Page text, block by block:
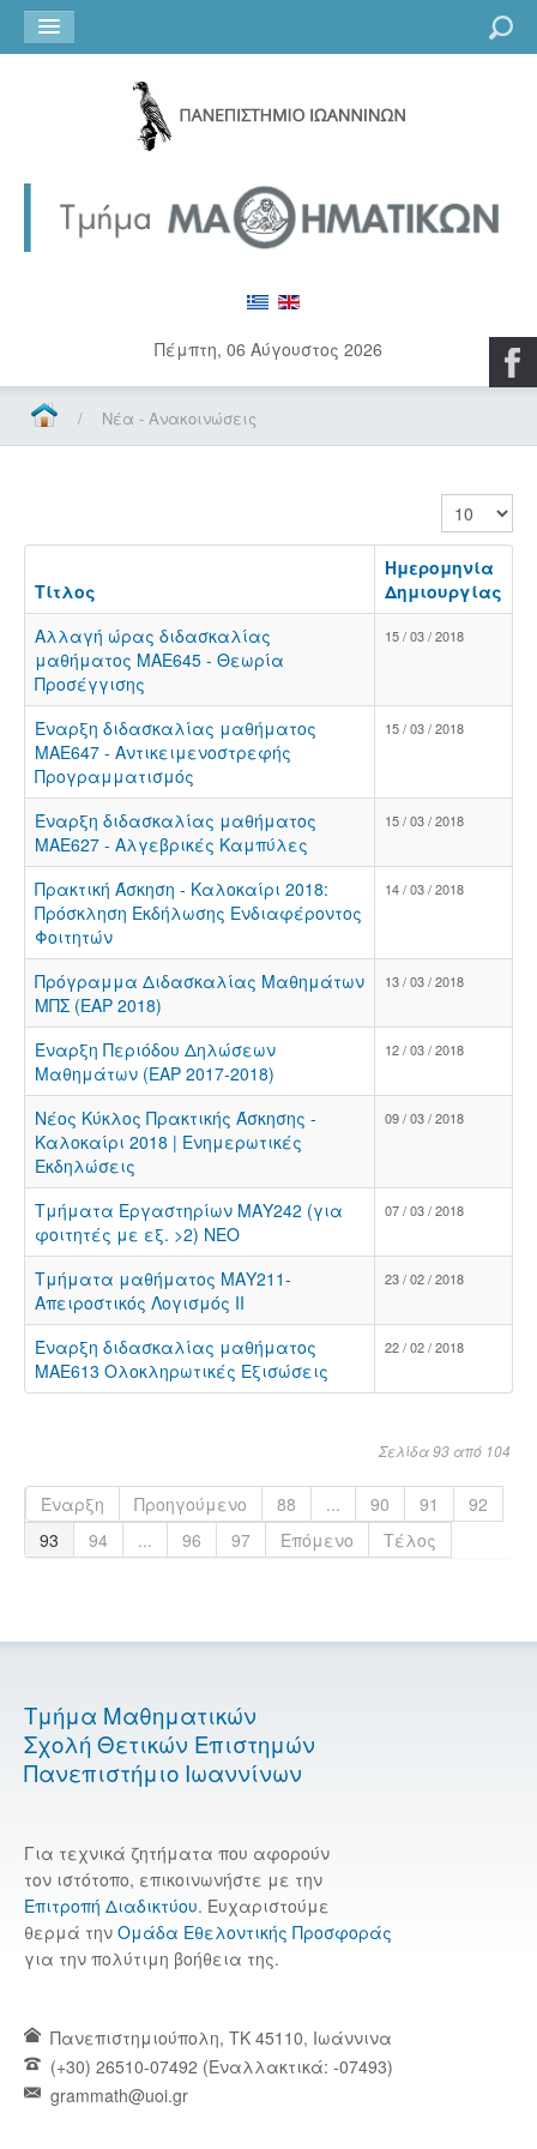
Πέμπτη, 06 Αύγουστος 2026
/ Νέα - Ανακοινώσεις
Εμφάνιση
Τίτλος
Ημερομηνία
Δημιουργίας
Αλλαγή ώρας διδασκαλίας
μαθήματος ΜΑΕ645 - Θεωρία
Προσέγγισης
15 / 03 / 2018
Έναρξη διδασκαλίας μαθήματος
ΜΑΕ647 - Αντικειμενοστρεφής
Προγραμματισμός
15 / 03 / 2018
Έναρξη διδασκαλίας μαθήματος
ΜΑΕ627 - Αλγεβρικές Καμπύλες
15 / 03 / 2018
Πρακτική Άσκηση - Καλοκαίρι 2018:
Πρόσκληση Εκδήλωσης Ενδιαφέροντος
Φοιτητών
14 / 03 / 2018
Πρόγραμμα Διδασκαλίας Μαθημάτων
ΜΠΣ (ΕΑΡ 2018)
13 / 03 / 2018
Έναρξη Περιόδου Δηλώσεων
Μαθημάτων (ΕΑΡ 2017-2018)
12 / 03 / 2018
Νέος Κύκλος Πρακτικής Άσκησης -
Καλοκαίρι 2018 | Ενημερωτικές
Εκδηλώσεις
09 / 03 / 2018
Τμήματα Εργαστηρίων ΜΑΥ242 (για
φοιτητές με εξ. >2) NEO
07 / 03 / 2018
Τμήματα μαθήματος ΜΑΥ211-
Απειροστικός Λογισμός ΙΙ
23 / 02 / 2018
Έναρξη διδασκαλίας μαθήματος
ΜΑΕ613 Ολοκληρωτικές Εξισώσεις
22 / 02 / 2018
Σελίδα 93 από 104
Έναρξη Προηγούμενο 88 ... 90 91
92
93
94 ... 96 97 Επόμενο Τέλος
Τμήμα Μαθηματικών
Σχολή Θετικών Επιστημών
Πανεπιστήμιο Ιωαννίνων
Για τεχνικά ζητήματα που αφορούν
τον ιστότοπο, επικοινωνήστε με την
Επιτροπή Διαδικτύου. Ευχαριστούμε
θερμά την Ομάδα Εθελοντικής Προσφοράς
για την πολύτιμη βοήθεια της.
Πανεπιστημιούπολη, TK 45110, Ιωάννινα
(+30) 26510-07492 (Εναλλακτικά: -07493)
grammath@uoi.gr